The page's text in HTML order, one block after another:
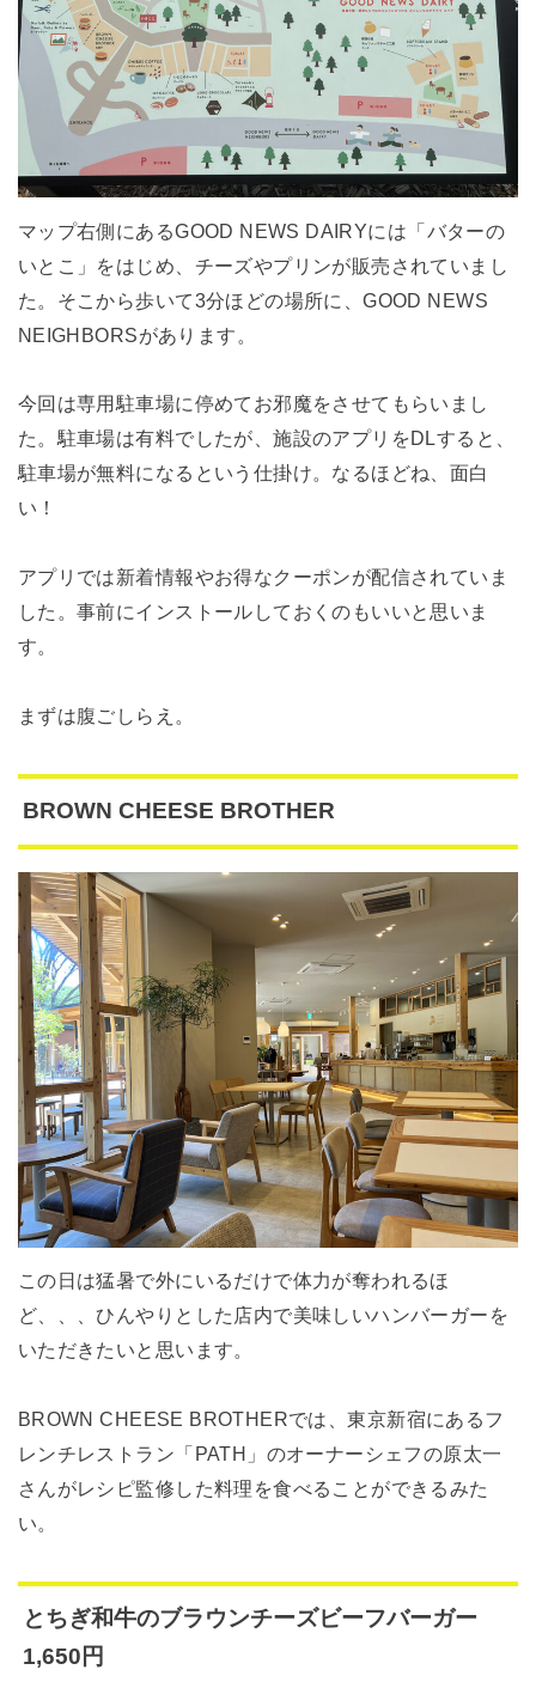
マップ右側にあるGOOD NEWS DAIRYには「バターの
いとこ」をはじめ、チーズやプリンが販売されていまし
た。そこから歩いて3分ほどの場所に、GOOD NEWS
NEIGHBORSがあります。
今回は専用駐車場に停めてお邪魔をさせてもらいまし
た。駐車場は有料でしたが、施設のアプリをDLすると、
駐車場が無料になるという仕掛け。なるほどね、面白
い！
アプリでは新着情報やお得なクーポンが配信されていま
した。事前にインストールしておくのもいいと思いま
す。
まずは腹ごしらえ。
BROWN CHEESE BROTHER
この日は猛暑で外にいるだけで体力が奪われるほ
ど、、、ひんやりとした店内で美味しいハンバーガーを
いただきたいと思います。
BROWN CHEESE BROTHERでは、東京新宿にあるフ
レンチレストラン「PATH」のオーナーシェフの原太一
さんがレシピ監修した料理を食べることができるみた
い。
とちぎ和牛のブラウンチーズビーフバーガー
1,650円